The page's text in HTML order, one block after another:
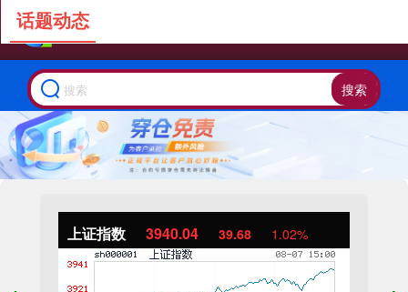
搜索
上证指数 3940.04 39.68 1.02%
话题动态